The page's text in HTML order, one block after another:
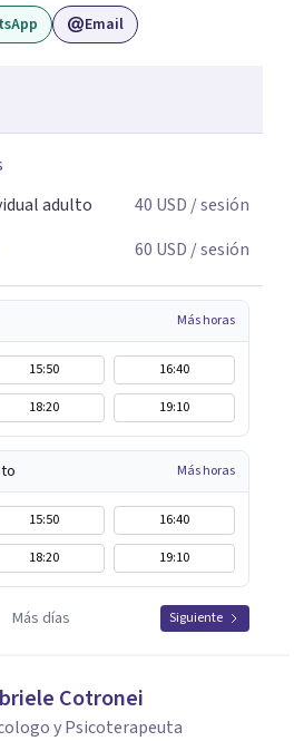
Email
adulto
40 USD / sesión
60 USD / sesión
Más horas
15:50
16:40
18:20 19:10
Más horas
15:50
16:40
18:20 19:10
Más días Siguiente
Cotronei
y Psicoterapeuta